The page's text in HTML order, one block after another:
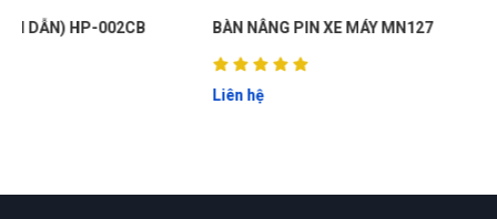
BÀN NÂNG PIN XE MÁY MN127